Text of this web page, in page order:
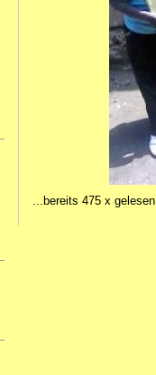
...bereits 475 x gelesen